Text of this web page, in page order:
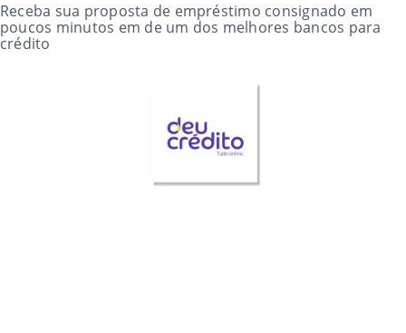
Receba sua proposta de empréstimo consignado em
poucos minutos em de um dos melhores bancos para
crédito​